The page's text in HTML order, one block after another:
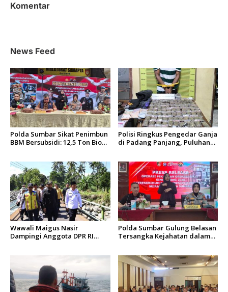
Komentar
News Feed
Polda Sumbar Sikat Penimbun
BBM Bersubsidi: 12,5 Ton Bio
Polisi Ringkus Pengedar Ganja
di Padang Panjang, Puluhan
Wawali Maigus Nasir
Dampingi Anggota DPR RI
Pascabanjir di Pauh
Polda Sumbar Gulung Belasan
Tersangka Kejahatan dalam